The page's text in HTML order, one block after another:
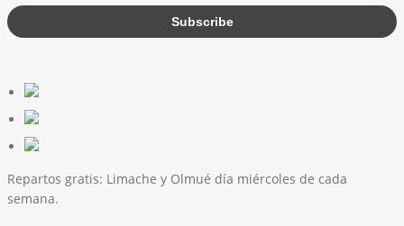
Repartos gratis: Limache y Olmué día miércoles de cada
semana.